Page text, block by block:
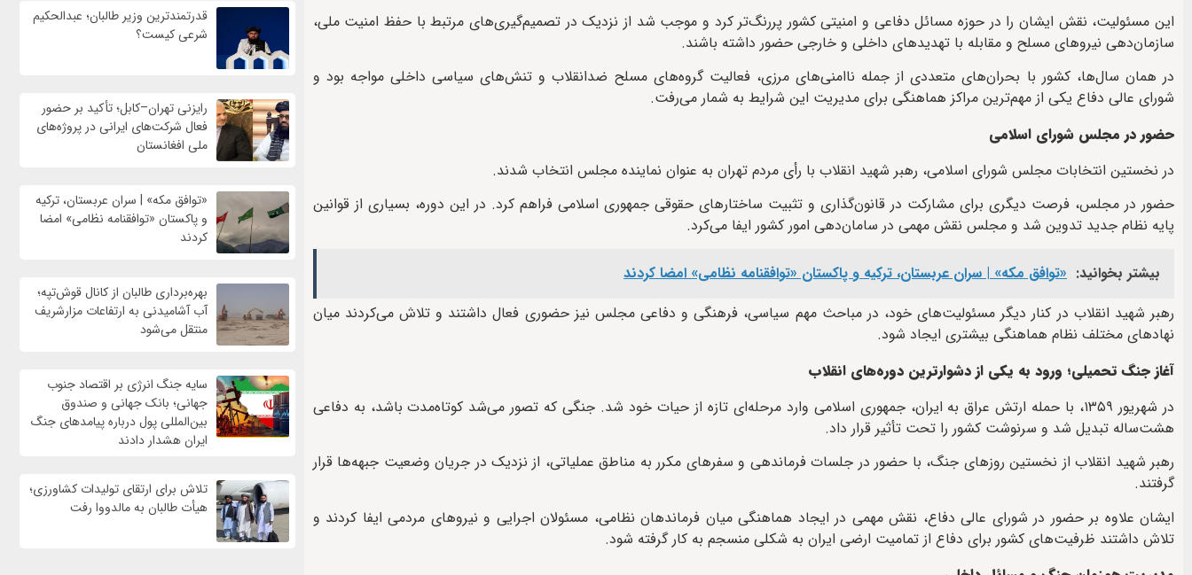
این مسئولیت، نقش ایشان را در حوزه مسائل دفاعی و امنیتی کشور پررنگ‌تر کرد و موجب شد از نزدیک در تصمیم‌گیری‌های مرتبط با حفظ امنیت ملی،
سازمان‌دهی نیروهای مسلح و مقابله با تهدیدهای داخلی و خارجی حضور داشته باشند.
در همان سال‌ها، کشور با بحران‌های متعددی از جمله ناامنی‌های مرزی، فعالیت گروه‌های مسلح ضدانقلاب و تنش‌های سیاسی داخلی مواجه بود و
شورای عالی دفاع یکی از مهم‌ترین مراکز هماهنگی برای مدیریت این شرایط به شمار می‌رفت.
حضور در مجلس شورای اسلامی
در نخستین انتخابات مجلس شورای اسلامی، رهبر شهید انقلاب با رأی مردم تهران به عنوان نماینده مجلس انتخاب شدند.
حضور در مجلس، فرصت دیگری برای مشارکت در قانون‌گذاری و تثبیت ساختارهای حقوقی جمهوری اسلامی فراهم کرد. در این دوره، بسیاری از قوانین
پایه نظام جدید تدوین شد و مجلس نقش مهمی در سامان‌دهی امور کشور ایفا می‌کرد.
بیشتر بخوانید: «توافق مکه» | سران عربستان، ترکیه و پاکستان «توافقنامه نظامی» امضا کردند
رهبر شهید انقلاب در کنار دیگر مسئولیت‌های خود، در مباحث مهم سیاسی، فرهنگی و دفاعی مجلس نیز حضوری فعال داشتند و تلاش می‌کردند میان
نهادهای مختلف نظام هماهنگی بیشتری ایجاد شود.
آغاز جنگ تحمیلی؛ ورود به یکی از دشوارترین دوره‌های انقلاب
در شهریور ۱۳۵۹، با حمله ارتش عراق به ایران، جمهوری اسلامی وارد مرحله‌ای تازه از حیات خود شد. جنگی که تصور می‌شد کوتاه‌مدت باشد، به دفاعی
هشت‌ساله تبدیل شد و سرنوشت کشور را تحت تأثیر قرار داد.
رهبر شهید انقلاب از نخستین روزهای جنگ، با حضور در جلسات فرماندهی و سفرهای مکرر به مناطق عملیاتی، از نزدیک در جریان وضعیت جبهه‌ها قرار
گرفتند.
ایشان علاوه بر حضور در شورای عالی دفاع، نقش مهمی در ایجاد هماهنگی میان فرماندهان نظامی، مسئولان اجرایی و نیروهای مردمی ایفا کردند و
تلاش داشتند ظرفیت‌های کشور برای دفاع از تمامیت ارضی ایران به شکلی منسجم به کار گرفته شود.
قدرتمندترین وزیر طالبان؛ عبدالحکیم
شرعی کیست؟
رایزنی تهران–کابل؛ تأکید بر حضور
فعال شرکت‌های ایرانی در پروژه‌های
ملی افغانستان
«توافق مکه» | سران عربستان، ترکیه
و پاکستان «توافقنامه نظامی» امضا
کردند
بهره‌برداری طالبان از کانال قوش‌تپه؛
آب آشامیدنی به ارتفاعات مزارشریف
منتقل می‌شود
سایه جنگ انرژی بر اقتصاد جنوب
جهانی؛ بانک جهانی و صندوق
بین‌المللی پول درباره پیامدهای جنگ
ایران هشدار دادند
تلاش برای ارتقای تولیدات کشاورزی؛
هیأت طالبان به مالدووا رفت